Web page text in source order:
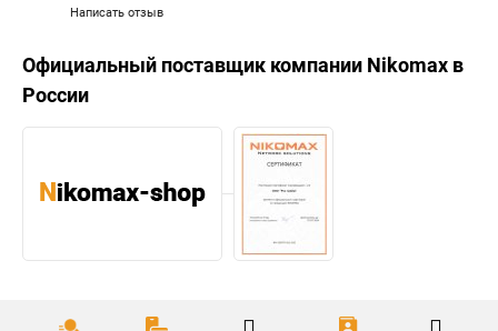
Написать отзыв
Официальный поставщик компании Nikomax в
России